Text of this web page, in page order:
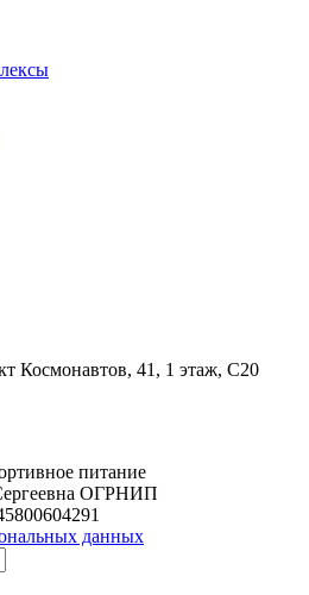
Космонавтов, 41, 1 этаж, С20
питание
ОГРНИП
данных